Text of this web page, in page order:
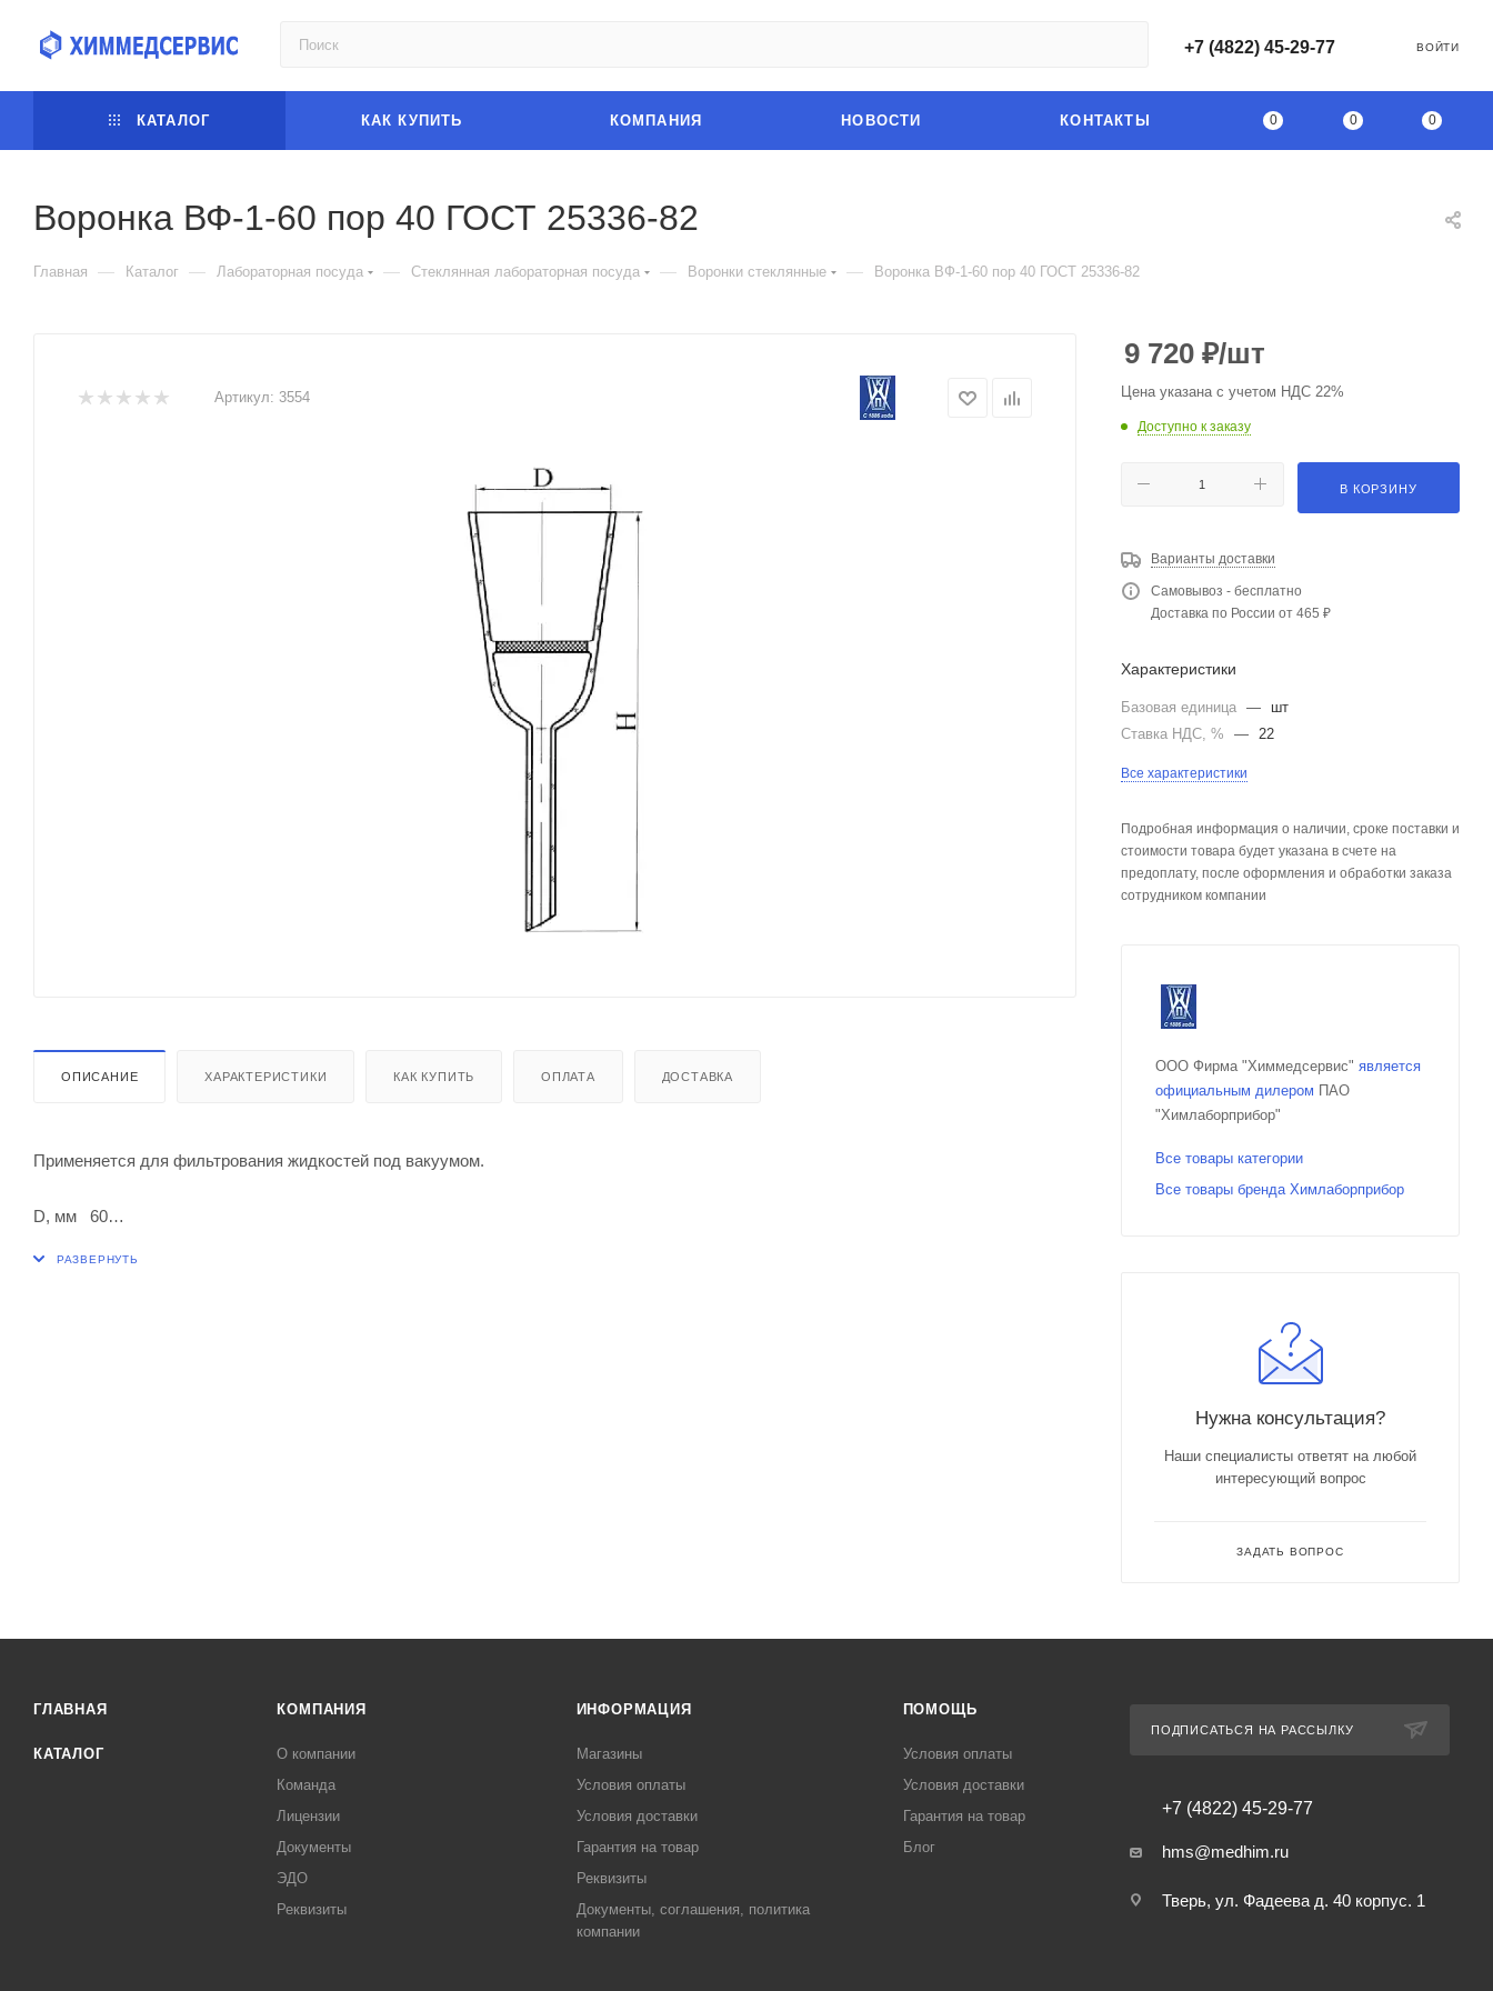
+7 (4822) 45-29-77 ВОЙТИ
0 0 0
КАТАЛОГ КАК КУПИТЬ КОМПАНИЯ НОВОСТИ КОНТАКТЫ
Воронка ВФ-1-60 пор 40 ГОСТ 25336-82
Главная — Каталог — Лабораторная посуда — Стеклянная лабораторная посуда — Воронки стеклянные — Воронка ВФ-1-60 пор 40 ГОСТ 25336-82
Артикул: 3554
ОПИСАНИЕ ХАРАКТЕРИСТИКИ КАК КУПИТЬ ОПЛАТА ДОСТАВКА
Применяется для фильтрования жидкостей под вакуумом.
D, мм 60
9 720 ₽/шт
Цена указана с учетом НДС 22%
Доступно к заказу
В КОРЗИНУ
Варианты доставки
Самовывоз - бесплатно
Доставка по России от 465 ₽
Характеристики
Базовая единица —
шт
Ставка НДС, %
— 22
Все характеристики
Подробная информация о наличии, сроке поставки и
стоимости товара будет указана в счете на
предоплату, после оформления и обработки заказа
сотрудником компании
ООО Фирма "Химмедсервис" является
официальным дилером ПАО
"Химлаборприбор"
Все товары категории
Все товары бренда Химлаборприбор
Нужна консультация?
Наши специалисты ответят на любой
интересующий вопрос
ЗАДАТЬ ВОПРОС
ГЛАВНАЯ
КАТАЛОГ
КОМПАНИЯ
О компании
Команда
Лицензии
Документы
ЭДО
Реквизиты
ИНФОРМАЦИЯ
Магазины
Условия оплаты
Условия доставки
Гарантия на товар
Реквизиты
Документы, соглашения, политика
компании
ПОМОЩЬ
Условия оплаты
Условия доставки
Гарантия на товар
Блог
ПОДПИСАТЬСЯ НА РАССЫЛКУ
+7 (4822) 45-29-77
hms@medhim.ru
Тверь, ул. Фадеева д. 40 корпус. 1